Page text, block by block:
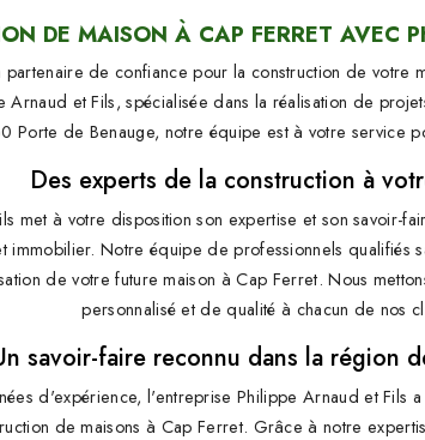
DE MAISON À CAP FERRET AVEC
de confiance pour la construction de votre
Arnaud et Fils, spécialisée dans la réalisation de
Porte de Benauge, notre équipe est à votre service
Des experts de la construction à
met à votre disposition son expertise et son savoir-
immobilier. Notre équipe de professionnels qualifiés
de votre future maison à Cap Ferret. Nous
personnalisé et de qualité à chacun de nos
savoir-faire reconnu dans la région
d'expérience, l'entreprise Philippe Arnaud et Fils
de maisons à Cap Ferret. Grâce à notre